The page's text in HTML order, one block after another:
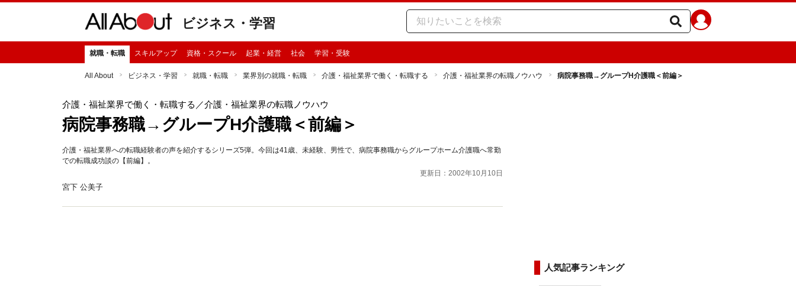
ビジネス・学習
就職・転職 スキルアップ 資格・スクール 起業・経営 社会 学習・受験
All About ビジネス・学習 就職・転職 業界別の就職・転職 介護・福祉業界で働く・転職する 介護・福祉業界の転職ノウハウ 病院事務職→グループH介護職＜前編＞
介護・福祉業界で働く・転職する ／介護・福祉業界の転職ノウハウ
病院事務職→グループH介護職＜前編＞
介護・福祉業界への転職経験者の声を紹介するシリーズ5弾。今回は41歳、未経験、男性で、病院事務職からグループホーム介護職へ常勤
での転職成功談の【前編】。
更新日：2002年10月10日
宮下 公美子
人気記事ランキング